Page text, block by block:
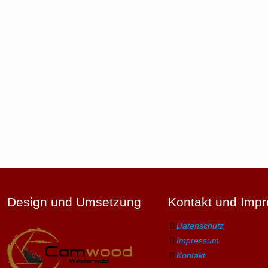
Design und Umsetzung Kontakt und
Datenschutz
Impressum
Kontakt